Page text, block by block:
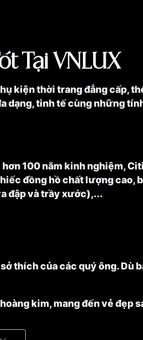
Tại VNLUX
kiện thời trang đẳng cấp,
dạng, tinh tế cùng những
100 năm kinh nghiệm,
đồng hồ chất lượng cao,
đập và trầy xước),...
thích của các quý ông.
kim, mang đến vẻ đẹp